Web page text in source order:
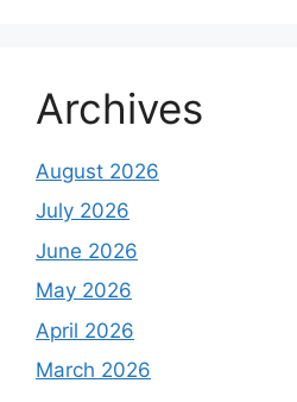
Archives
August 2026
July 2026
June 2026
May 2026
April 2026
March 2026